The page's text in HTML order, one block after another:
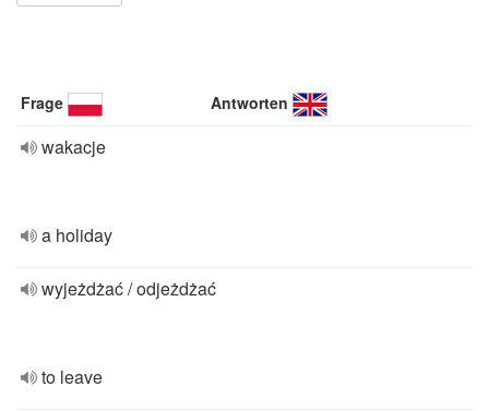
Frage Antworten
wakacje
a holiday
wyjeżdżać / odjeżdżać
to leave